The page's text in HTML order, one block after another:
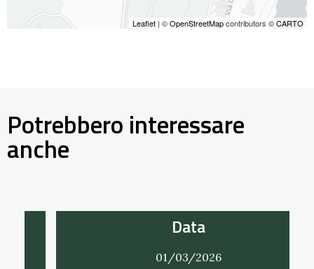
Leaflet | ©OpenStreetMapcontributors ©CARTO
Potrebbero interessare
anche
Data
01/03/2026